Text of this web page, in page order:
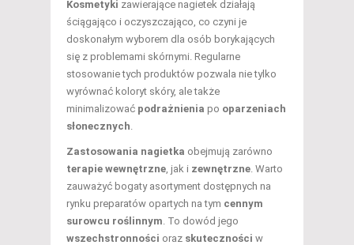
Kosmetyki zawierające nagietek działają
ściągająco i oczyszczająco, co czyni je
doskonałym wyborem dla osób borykających
się z problemami skórnymi. Regularne
stosowanie tych produktów pozwala nie tylko
wyrównać koloryt skóry, ale także
minimalizować podrażnienia po oparzeniach
słonecznych
Zastosowania nagietka obejmują zarówno
terapie wewnętrzne , jak i zewnętrzne . Warto
zauważyć bogaty asortyment dostępnych na
rynku preparatów opartych na tym cennym
surowcu roślinnym . To dowód jego
wszechstronności oraz skuteczności w